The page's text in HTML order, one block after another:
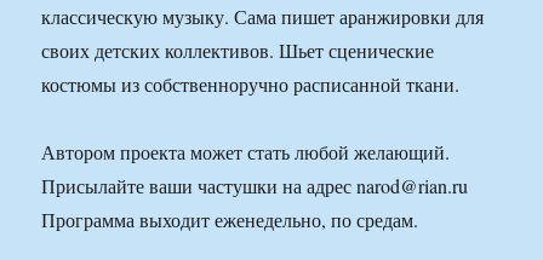
классическую музыку. Сама пишет аранжировки для
своих детских коллективов. Шьет сценические
костюмы из собственноручно расписанной ткани.
Автором проекта может стать любой желающий.
Присылайте ваши частушки на адрес narod@rian.ru
Программа выходит еженедельно, по средам.